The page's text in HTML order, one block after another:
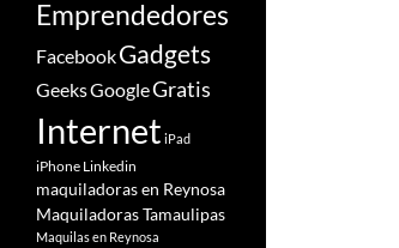
Emprendedores
FacebookGadgets
GeeksGoogleGratis
Internet iPad
iPhone Linkedin
maquiladoras en Reynosa
Maquiladoras Tamaulipas
Maquilas en Reynosa